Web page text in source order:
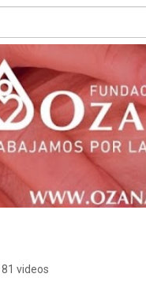
81 videos